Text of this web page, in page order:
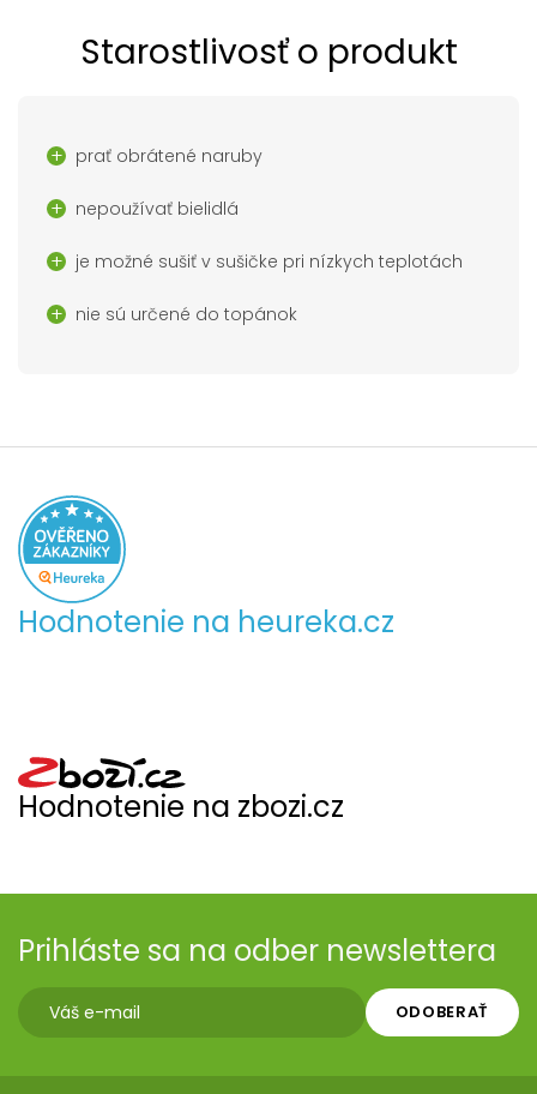
Starostlivosť o produkt
prať obrátené naruby
nepoužívať bielidlá
je možné sušiť v sušičke pri nízkych teplotách
nie sú určené do topánok
Hodnotenie na heureka.cz
Hodnotenie na zbozi.cz
Prihláste sa na odber newslettera
ODOBERAŤ